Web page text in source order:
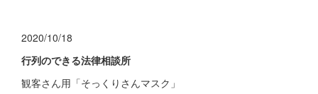
2020/10/18
行列のできる法律相談所
観客さん用「そっくりさんマスク」